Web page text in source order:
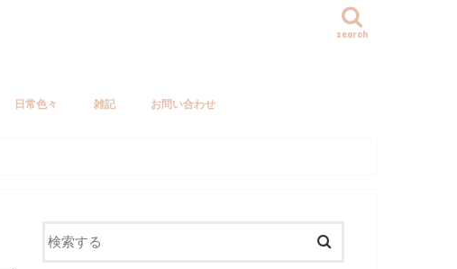
search
日常色々 雑記 お問い合わせ